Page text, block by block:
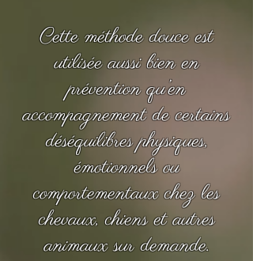
Cette méthode douce est
utilisée aussi bien en
prévention qu’en
accompagnement de certains
déséquilibres physiques,
émotionnels ou
comportementaux chez les
chevaux, chiens et autres
animaux sur demande.